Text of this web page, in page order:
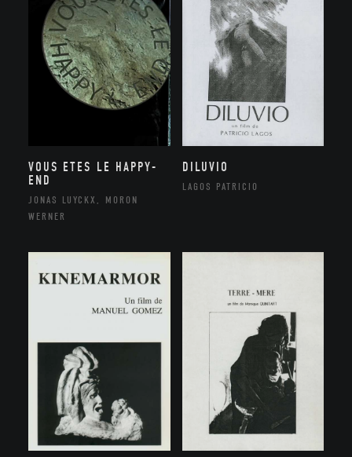
VOUS ETES LE HAPPY-
END
JONAS LUYCKX, MORON
WERNER
DILUVIO
LAGOS PATRICIO